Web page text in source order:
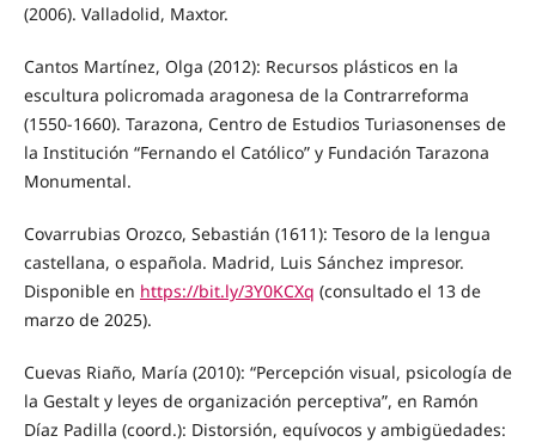
(2006). Valladolid, Maxtor.
Cantos Martínez, Olga (2012): Recursos plásticos en la
escultura policromada aragonesa de la Contrarreforma
(1550-1660). Tarazona, Centro de Estudios Turiasonenses de
la Institución “Fernando el Católico” y Fundación Tarazona
Monumental.
Covarrubias Orozco, Sebastián (1611): Tesoro de la lengua
castellana, o española. Madrid, Luis Sánchez impresor.
Disponible en https://bit.ly/3Y0KCXq (consultado el 13 de
marzo de 2025).
Cuevas Riaño, María (2010): “Percepción visual, psicología de
la Gestalt y leyes de organización perceptiva”, en Ramón
Díaz Padilla (coord.): Distorsión, equívocos y ambigüedades: